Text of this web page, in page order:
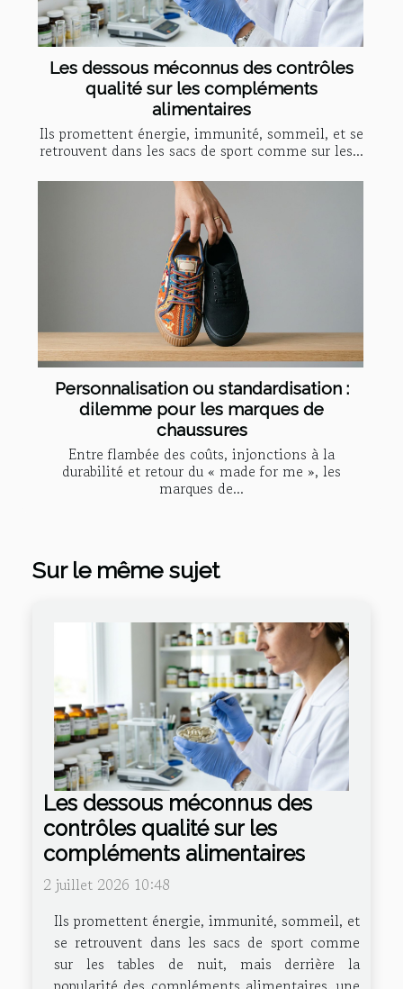
Les dessous méconnus des contrôles
qualité sur les compléments
alimentaires
Ils promettent énergie, immunité, sommeil, et se
retrouvent dans les sacs de sport comme sur les...
Personnalisation ou standardisation :
dilemme pour les marques de
chaussures
Entre flambée des coûts, injonctions à la
durabilité et retour du « made for me », les
marques de...
Sur le même sujet
Les dessous méconnus des
contrôles qualité sur les
compléments alimentaires
2 juillet 2026 10:48
Ils promettent énergie, immunité, sommeil, et
se retrouvent dans les sacs de sport comme
sur les tables de nuit, mais derrière la